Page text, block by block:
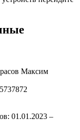
Максим
01.01.2023 –